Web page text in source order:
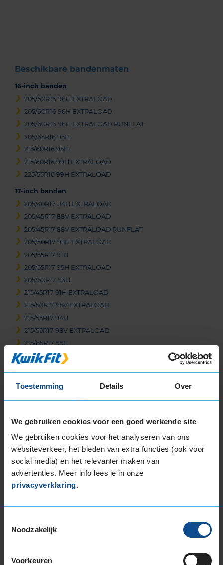
Toestemming Details Over
We gebruiken cookies voor een goed werkende site
We gebruiken cookies voor het analyseren van ons
websiteverkeer, het bieden van extra functies (ook voor
social media) en het relevanter maken van
advertenties. Meer info lees je in onze
privacyverklaring.
Noodzakelijk
Voorkeuren
Beschikbare bandenmaten
16-inch banden
205/60R16 96H EXTRALOAD
205/60R16 96H EXTRALOAD
205/60R16 96H EXTRALOAD RUNFLAT
205/65R16 95H
215/60R16 95H
215/60R16 99H EXTRALOAD
225/55R16 99H EXTRALOAD
17-inch banden
205/40R17 84H EXTRALOAD
205/45R17 88V EXTRALOAD
205/45R17 88V EXTRALOAD RUNFLAT
205/50R17 93H EXTRALOAD
205/55R17 91H
205/55R17 95H EXTRALOAD
205/60R17 93H
215/45R17 91H EXTRALOAD
215/50R17 95V EXTRALOAD
215/55R17 94H
215/55R17 98V EXTRALOAD
215/65R17 99H
225/45R17 91H
225/50R17 94H
225/50R17 98H EXTRALOAD
225/50R17 98H EXTRALOAD
225/50R17 98H EXTRALOAD RUNFLAT
225/55R17 97H
225/55R17 97H RUNFLAT
225/60R17 99H